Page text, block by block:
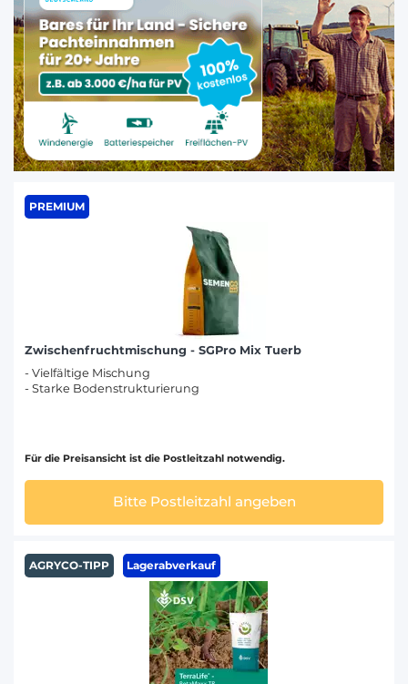
PREMIUM
Zwischenfruchtmischung - SGPro Mix Tuerb
- Vielfältige Mischung
- Starke Bodenstrukturierung
Für die Preisansicht ist die Postleitzahl notwendig.
Bitte Postleitzahl angeben
AGRYCO-TIPP Lagerabverkauf